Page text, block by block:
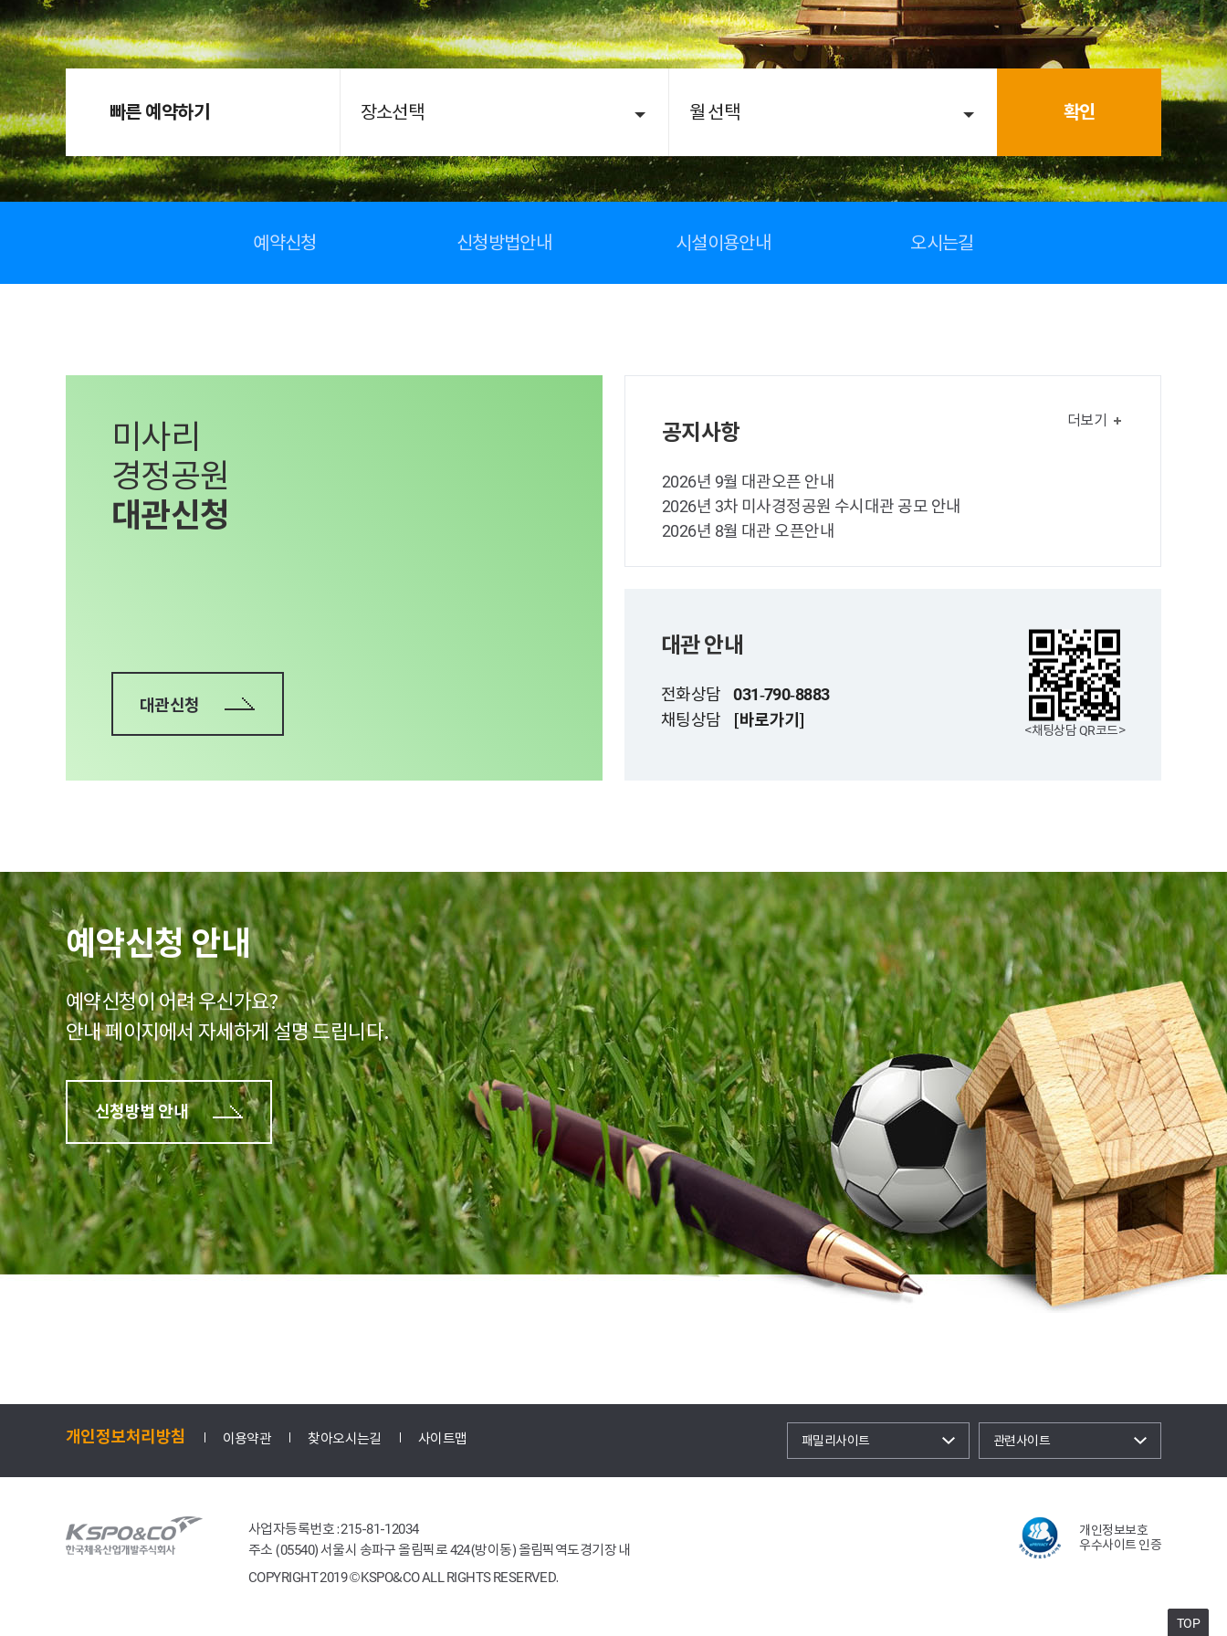
빠른 예약하기 장소선택 월 선택 확인
예약신청 신청방법안내 시설이용안내 오시는길
미사리
경정공원
대관신청
대관신청
공지사항
2026년 9월 대관오픈 안내
2026년 3차 미사경정공원 수시대관 공모 안내
2026년 8월 대관 오픈안내
더보기
대관 안내
전화상담 031-790-8883
채팅상담 [바로가기] <채팅상담 QR코드>
예약신청 안내
예약신청이 어려 우신가요?
안내 페이지에서 자세하게 설명 드립니다.
신청방법 안내
TOP
TOP
개인정보처리방침 이용약관 찾아오시는길 사이트맵 패밀리사이트 관련사이트
개인정보보호
우수사이트 인증
사업자등록번호 : 215-81-12034
주소 (05540) 서울시 송파구 올림픽로 424(방이동) 올림픽역도경기장 내
COPYRIGHT 2019 © KSPO&CO ALL RIGHTS RESERVED.